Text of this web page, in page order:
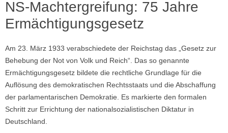
NS-Machtergreifung: 75 Jahre
Ermächtigungsgesetz
Am 23. März 1933 verabschiedete der Reichstag das „Gesetz zur
Behebung der Not von Volk und Reich“. Das so genannte
Ermächtigungsgesetz bildete die rechtliche Grundlage für die
Auflösung des demokratischen Rechtsstaats und die Abschaffung
der parlamentarischen Demokratie. Es markierte den formalen
Schritt zur Errichtung der nationalsozialistischen Diktatur in
Deutschland.